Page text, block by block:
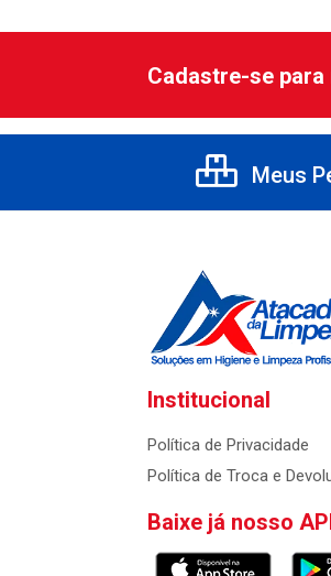
Cadastre-se
Meus
Institucional
Política de Privacidade
Política de Troca e
Baixe já nosso